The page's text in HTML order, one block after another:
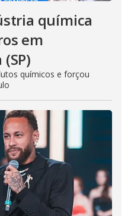
química
em
químicos e forçou